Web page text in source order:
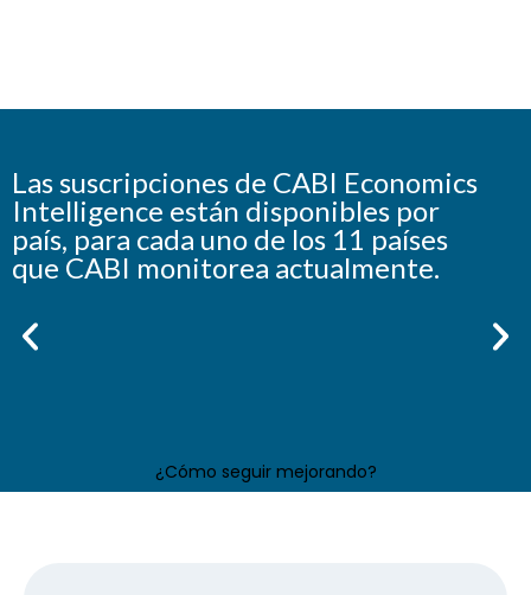
Las suscripciones de CABI Economics
Intelligence están disponibles por
país, para cada uno de los 11 países
que CABI monitorea actualmente.
¿Cómo seguir mejorando?